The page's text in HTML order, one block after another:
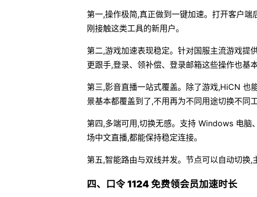
第一,操作极简,真正做到一键加速。打开客户
刚接触这类工具的新用户。
第二,游戏加速表现稳定。针对国服主流游戏提
更跟手,登录、领补偿、登录邮箱这些操作也基
第三,影音直播一站式覆盖。除了游戏,HiCN 也
景基本都覆盖到了,不用再为不同用途切换不同工
第四,多端可用,切换无感。支持 Windows 电
场中文直播,都能保持稳定连接。
第五,智能路由与双线并发。节点可以自动切换,
四、口令 1124 免费领会员加速时长